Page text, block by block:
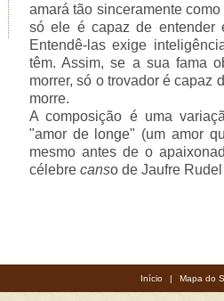
amará tão sinceramente
só ele é capaz de entender
Entendê-las exige
têm. Assim, se a sua fama
morrer, só o trovador é capaz
morre.
A composição é uma
"amor de longe" (um amor
mesmo antes de o
célebre canso de Jaufre
Início | Mapa do